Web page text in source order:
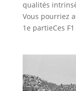
qualités
Vous pourriez
1e partieCes